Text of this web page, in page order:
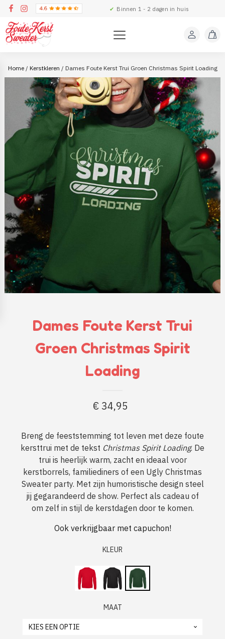
✔ Binnen 1 - 2 dagen in huis
Home/ Kerstkleren / Dames Foute Kerst Trui Groen Christmas Spirit Loading
Dames Foute Kerst Trui
Groen Christmas Spirit
Loading
€34,95
Breng de feeststemming tot leven met deze foute
kersttrui met de tekst Christmas Spirit Loading. De
trui is heerlijk warm, zacht en ideaal voor
kerstborrels, familiediners of een Ugly Christmas
Sweater party. Met zijn humoristische design steel
jij gegarandeerd de show. Perfect als cadeau of
om zelf in stijl de kerstdagen door te komen.
Ook verkrijgbaar met capuchon!
KLEUR
MAAT